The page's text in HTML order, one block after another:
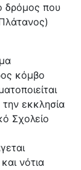
δρόμος που
κόμβο
εκκλησία
Σχολείο
νότια